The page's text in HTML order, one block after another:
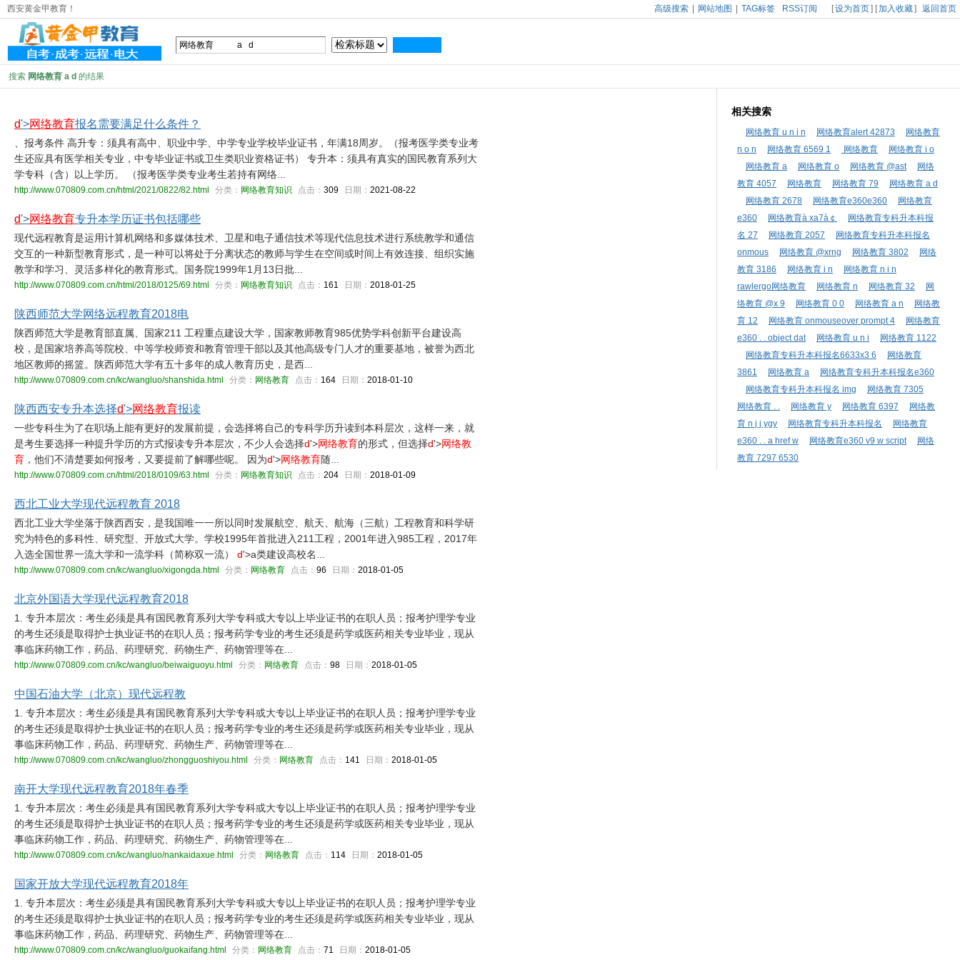
西安黄金甲教育！ 高级搜索 网站地图 TAG标签 RSS订阅 [设为首页] [加入收藏] 返回首页
搜索 网络教育 a d 的结果
相关搜索
网络教育 u n i n 网络教育alert 42873
网络教育
n o n
网络教育 6569 1 网络教育
网络教育 i o
网络教育 a
网络教育 o 网络教育 @ast
网络
教育 4057
网络教育 网络教育 79
网络教育 a d
网络教育 2678
网络教育e360e360
网络教育
e360
网络教育à xa7à￠
网络教育专科升本科报
名 27
网络教育 2057
网络教育专科升本科报名
onmous
网络教育 @xrng 网络教育 3802
网络
教育 3186
网络教育 i n
网络教育 n i n
rawlergo网络教育
网络教育 n 网络教育 32
网
络教育 @x 9
网络教育 0 0 网络教育 a n
网络教
育 12
网络教育 onmouseover prompt 4
网络教育
e360 . . object dat
网络教育 u n i
网络教育 1122
网络教育专科升本科报名6633x3 6
网络教育
3861
网络教育 a
网络教育专科升本科报名e360
网络教育专科升本科报名 img
网络教育 7305
网络教育 . .
网络教育 y 网络教育 6397
网络教
育 n j j ygy
网络教育专科升本科报名
网络教育
e360 . . a href w
网络教育e360 v9 w script
网络
教育 7297 6530
d'>网络教育报名需要满足什么条件？
、报考条件 高升专：须具有高中、职业中学、中学专业学校毕业证书，年满18周岁。（报考医学类专业考
生还应具有医学相关专业，中专毕业证书或卫生类职业资格证书） 专升本：须具有真实的国民教育系列大
学专科（含）以上学历。 （报考医学类专业考生若持有网络...
http://www.070809.com.cn/html/2021/0822/82.html 分类： 网络教育知识 点击： 309 日期： 2021-08-22
d'>网络教育专升本学历证书包括哪些
现代远程教育是运用计算机网络和多媒体技术、卫星和电子通信技术等现代信息技术进行系统教学和通信
交互的一种新型教育形式，是一种可以将处于分离状态的教师与学生在空间或时间上有效连接、组织实施
教学和学习、灵活多样化的教育形式。国务院1999年1月13日批...
http://www.070809.com.cn/html/2018/0125/69.html 分类： 网络教育知识 点击： 161 日期： 2018-01-25
陕西师范大学网络远程教育2018电
陕西师范大学是教育部直属、国家211 工程重点建设大学，国家教师教育985优势学科创新平台建设高
校，是国家培养高等院校、中等学校师资和教育管理干部以及其他高级专门人才的重要基地，被誉为西北
地区教师的摇篮。陕西师范大学有五十多年的成人教育历史，是西...
http://www.070809.com.cn/kc/wangluo/shanshida.html 分类： 网络教育 点击： 164 日期： 2018-01-10
陕西西安专升本选择d'>网络教育报读
一些专科生为了在职场上能有更好的发展前提，会选择将自己的专科学历升读到本科层次，这样一来，就
是考生要选择一种提升学历的方式报读专升本层次，不少人会选择d'>网络教育的形式，但选择d'>网络教
育 ，他们不清楚要如何报考，又要提前了解哪些呢。 因为d'>网络教育随...
http://www.070809.com.cn/html/2018/0109/63.html 分类： 网络教育知识 点击： 204 日期： 2018-01-09
西北工业大学现代远程教育 2018
西北工业大学坐落于陕西西安，是我国唯一一所以同时发展航空、航天、航海（三航）工程教育和科学研
究为特色的多科性、研究型、开放式大学。学校1995年首批进入211工程，2001年进入985工程，2017年
入选全国世界一流大学和一流学科（简称双一流） d'>a类建设高校名...
http://www.070809.com.cn/kc/wangluo/xigongda.html 分类： 网络教育 点击： 96 日期： 2018-01-05
北京外国语大学现代远程教育2018
1. 专升本层次：考生必须是具有国民教育系列大学专科或大专以上毕业证书的在职人员；报考护理学专业
的考生还须是取得护士执业证书的在职人员；报考药学专业的考生还须是药学或医药相关专业毕业，现从
事临床药物工作，药品、药理研究、药物生产、药物管理等在...
http://www.070809.com.cn/kc/wangluo/beiwaiguoyu.html 分类： 网络教育 点击： 98 日期： 2018-01-05
中国石油大学（北京）现代远程教
1. 专升本层次：考生必须是具有国民教育系列大学专科或大专以上毕业证书的在职人员；报考护理学专业
的考生还须是取得护士执业证书的在职人员；报考药学专业的考生还须是药学或医药相关专业毕业，现从
事临床药物工作，药品、药理研究、药物生产、药物管理等在...
http://www.070809.com.cn/kc/wangluo/zhongguoshiyou.html 分类： 网络教育 点击： 141 日期： 2018-01-05
南开大学现代远程教育2018年春季
1. 专升本层次：考生必须是具有国民教育系列大学专科或大专以上毕业证书的在职人员；报考护理学专业
的考生还须是取得护士执业证书的在职人员；报考药学专业的考生还须是药学或医药相关专业毕业，现从
事临床药物工作，药品、药理研究、药物生产、药物管理等在...
http://www.070809.com.cn/kc/wangluo/nankaidaxue.html 分类： 网络教育 点击： 114 日期： 2018-01-05
国家开放大学现代远程教育2018年
1. 专升本层次：考生必须是具有国民教育系列大学专科或大专以上毕业证书的在职人员；报考护理学专业
的考生还须是取得护士执业证书的在职人员；报考药学专业的考生还须是药学或医药相关专业毕业，现从
事临床药物工作，药品、药理研究、药物生产、药物管理等在...
http://www.070809.com.cn/kc/wangluo/guokaifang.html 分类： 网络教育 点击： 71 日期： 2018-01-05